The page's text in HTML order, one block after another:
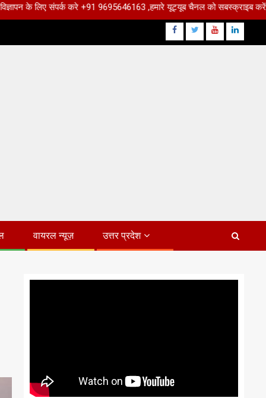
संपर्क करे +91 9695646163 ,हमारे यूट्यूब चैनल को सबस्क्राइब करें, साथ मे
Facebook
TwitterYoutubeLinkdin
वायरल न्यूज़ उत्तर प्रदेश